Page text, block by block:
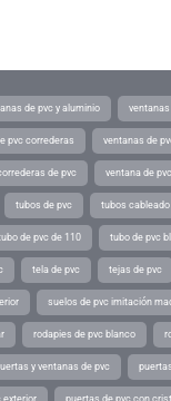
de pvc y aluminio
pvc correderas ventanas de
de pvc ventana de
tubos de pvc tubos cableado
de pvc de 110 tubo de pvc
tela de pvc tejas de pvc
suelos de pvc imitación
rodapies de pvc blanco
y ventanas de pvc
exterior puertas de pvc con